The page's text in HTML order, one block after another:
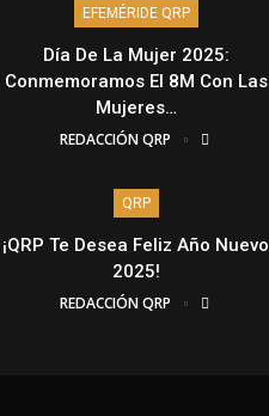
EFEMÉRIDE QRP
Día De La Mujer 2025:
Conmemoramos El 8M Con Las
Mujeres…
REDACCIÓN QRP
QRP
¡QRP Te Desea Feliz Año Nuevo
2025!
REDACCIÓN QRP